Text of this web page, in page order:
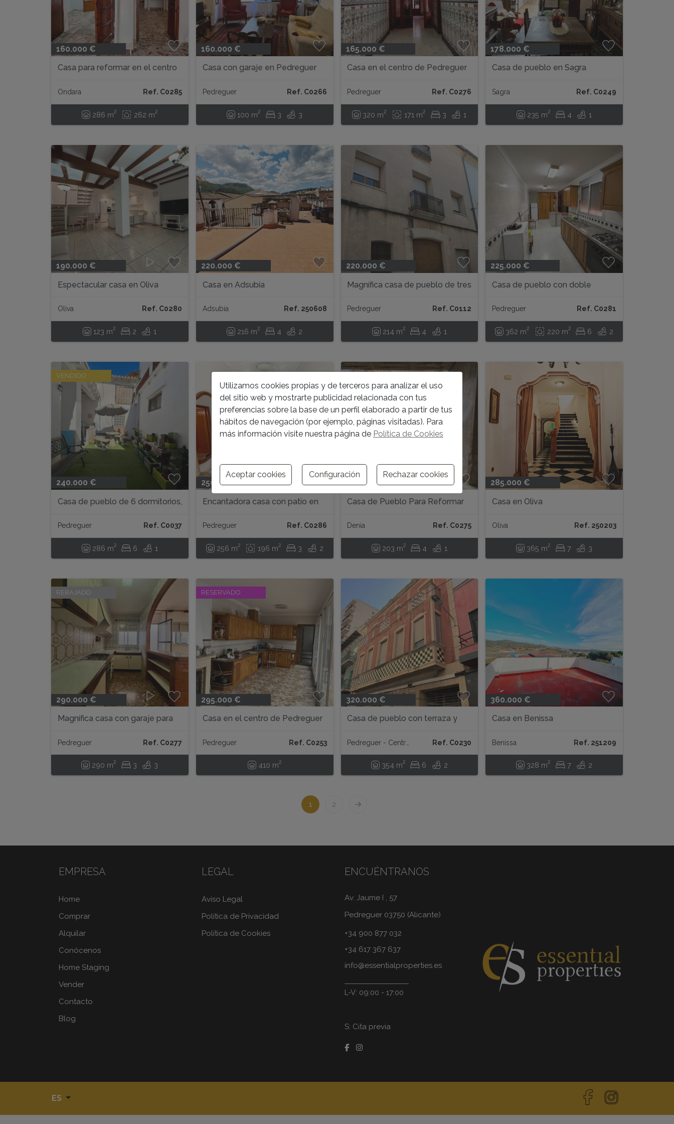
160.000 €
Casa para reformar en el centro
licencia...
Ondara Ref. C0285
286 m2 262 m2
160.000 €
Casa con garaje en Pedreguer
Pedreguer Ref. C0266
100 m2 3 3
165.000 €
Casa en el centro de Pedreguer
Pedreguer Ref. C0276
320 m2 171 m2 3 1
178.000 €
Casa de pueblo en Sagra
Sagra Ref. C0249
235 m2 4 1
190.000 €
Espectacular casa en Oliva
Oliva Ref. C0280
123 m2 2 1
220.000 €
Casa en Adsubia
Adsubia Ref. 250608
216 m2 4 2
220.000 €
Magnífica casa de pueblo de tres
Pedreguer Ref. C0112
214 m2 4 1
225.000 €
Casa de pueblo con doble
centro de Pedreguer...
Pedreguer Ref. C0281
362 m2 220 m2 6 2
VENDIDO
240.000 €
Casa de pueblo de 6 dormitorios,
Pedreguer Ref. C0037
286 m2 6 1
250.000 €
Encantadora casa con patio en
Pedreguer Ref. C0286
256 m2 196 m2 3 2
275.000 €
Casa de Pueblo Para Reformar
Denia Ref. C0275
203 m2 4 1
285.000 €
Casa en Oliva
Oliva Ref. 250203
365 m2 7 3
REBAJADO
290.000 €
Magnífica casa con garaje para
Pedreguer Ref. C0277
290 m2 3 3
RESERVADO
295.000 €
Casa en el centro de Pedreguer
Pedreguer Ref. C0253
410 m2
320.000 €
Casa de pueblo con terraza y
Ref. C0230
354 m2 6 2
360.000 €
Casa en Benissa
Benissa Ref. 251209
328 m2 7 2
1 2
EMPRESA
Home
Comprar
Alquilar
Conócenos
Home Staging
Vender
Contacto
Blog
LEGAL
Aviso Legal
Política de Privacidad
Política de Cookies
ENCUÉNTRANOS
Av. Jaume I , 57
Pedreguer 03750 (Alicante)
+34 900 877 032
+34 617 367 637
info@essentialproperties.es
L-V: 09:00 - 17:00
S: Cita previa
ES
Utilizamos cookies propias y de terceros para analizar el uso
del sitio web y mostrarte publicidad relacionada con tus
preferencias sobre la base de un perfil elaborado a partir de tus
hábitos de navegación (por ejemplo, páginas visitadas). Para
más información visite nuestra página de Política de Cookies
Aceptar cookies Configuración Rechazar cookies